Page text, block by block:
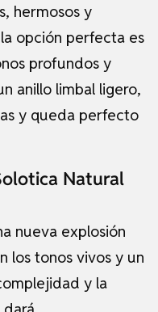
hermosos y
opción perfecta es
profundos y
anillo limbal ligero,
y queda perfecto
Natural
nueva explosión
los tonos vivos y un
y la